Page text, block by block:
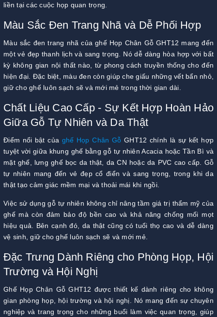
liền tại các cuộc họp quan trọng.
Màu Sắc Đen Trang Nhã và Dễ Phối Hợp
Màu sắc đen trang nhã của ghế Họp Chân Gỗ GHT12 mang đến
một vẻ đẹp thanh lịch và sang trọng. Nó dễ dàng hòa hợp với bất
kỳ không gian nội thất nào, từ phong cách truyền thống cho đến
hiện đại. Đặc biệt, màu đen còn giúp che giấu những vết bẩn nhỏ,
giữ cho ghế luôn sạch sẽ và mới mẻ trong thời gian dài.
Chất Liệu Cao Cấp - Sự Kết Hợp Hoàn Hảo
Giữa Gỗ Tự Nhiên và Da Thật
Điểm nổi bật của ghế Họp Chân Gỗ GHT12 chính là sự kết hợp
tuyệt vời giữa khung ghế bằng gỗ tự nhiên Acacia hoặc Tần Bì và
mặt ghế, lưng ghế bọc da thật, da CN hoặc da PVC cao cấp. Gỗ
tự nhiên mang đến vẻ đẹp cổ điển và sang trọng, trong khi da
thật tạo cảm giác mềm mại và thoải mái khi ngồi.
Việc sử dụng gỗ tự nhiên không chỉ nâng tầm giá trị thẩm mỹ của
ghế mà còn đảm bảo độ bền cao và khả năng chống mối mọt
hiệu quả. Bên cạnh đó, da thật cũng có tuổi thọ cao và dễ dàng
vệ sinh, giữ cho ghế luôn sạch sẽ và mới mẻ.
Đặc Trưng Dành Riêng cho Phòng Họp, Hội
Trường và Hội Nghị
Ghế Họp Chân Gỗ GHT12 được thiết kế dành riêng cho không
gian phòng họp, hội trường và hội nghị. Nó mang đến sự chuyên
nghiệp và trang trọng cho những buổi làm việc quan trọng, giúp